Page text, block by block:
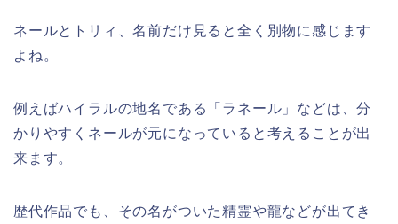
ネールとトリィ、名前だけ見ると全く別物に感じます
よね。
例えばハイラルの地名である「ラネール」などは、分
かりやすくネールが元になっていると考えることが出
来ます。
歴代作品でも、その名がついた精霊や龍などが出てき